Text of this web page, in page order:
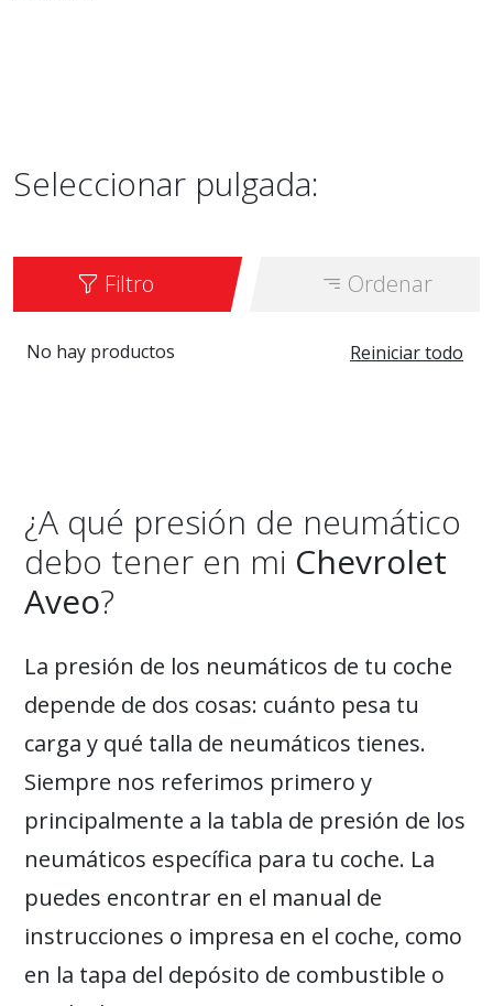
Seleccionar pulgada:
Filtro Ordenar
Reiniciar todo
No hay productos
¿A qué presión de neumático
debo tener en mi Chevrolet
Aveo?
La presión de los neumáticos de tu coche
depende de dos cosas: cuánto pesa tu
carga y qué talla de neumáticos tienes.
Siempre nos referimos primero y
principalmente a la tabla de presión de los
neumáticos específica para tu coche. La
puedes encontrar en el manual de
instrucciones o impresa en el coche, como
en la tapa del depósito de combustible o